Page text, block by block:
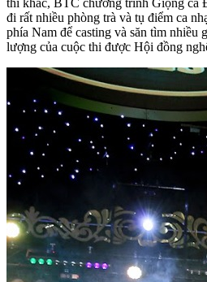
đi rất nhiều phòng trà và tụ điểm ca
phía Nam để casting và săn tìm nhiều
lượng của cuộc thi được Hội đồng